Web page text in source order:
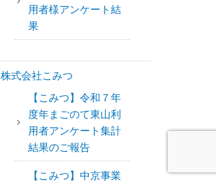
用者様アンケート結
果
株式会社こみつ
【こみつ】令和７年
度年まごのて東山利
用者アンケート集計
結果のご報告
【こみつ】中京事業